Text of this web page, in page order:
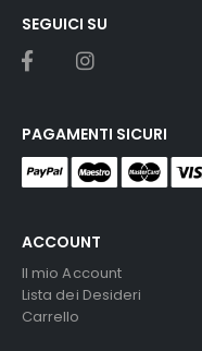
ACCOUNT
Il mio Account
Lista dei Desideri
Carrello
SEGUICI SU
PAGAMENTI SICURI